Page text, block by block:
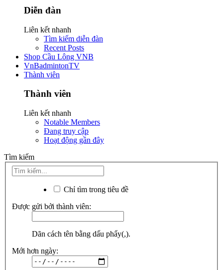
Diễn đàn
Liên kết nhanh
Tìm kiếm diễn đàn
Recent Posts
Shop Cầu Lông VNB
VnBadmintonTV
Thành viên
Thành viên
Liên kết nhanh
Notable Members
Đang truy cập
Hoạt động gần đây
Tìm kiếm
Chỉ tìm trong tiêu đề
Được gửi bởi thành viên:
Dãn cách tên bằng dấu phẩy(,).
Mới hơn ngày: